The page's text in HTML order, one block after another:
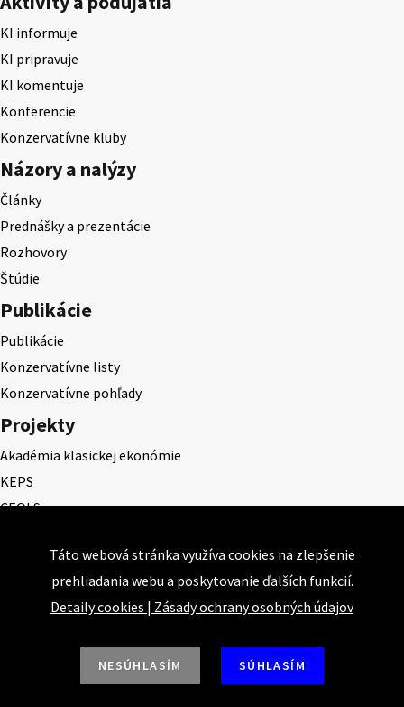
KI informuje
KI pripravuje
KI komentuje
Konferencie
Konzervatívne kluby
Názory a nalýzy
Články
Prednášky a prezentácie
Rozhovory
Štúdie
Publikácie
Publikácie
Konzervatívne listy
Konzervatívne pohľady
Projekty
Akadémia klasickej ekonómie
KEPS
CEQLS
Cena Ernesta Valka
Študentská esej
Deň daňového odbremenenia
Táto webová stránka využíva cookies na zlepšenie
prehliadania webu a poskytovanie ďalších funkcií.
Detaily cookies | Zásady ochrany osobných údajov
NESÚHLASÍM SÚHLASÍM